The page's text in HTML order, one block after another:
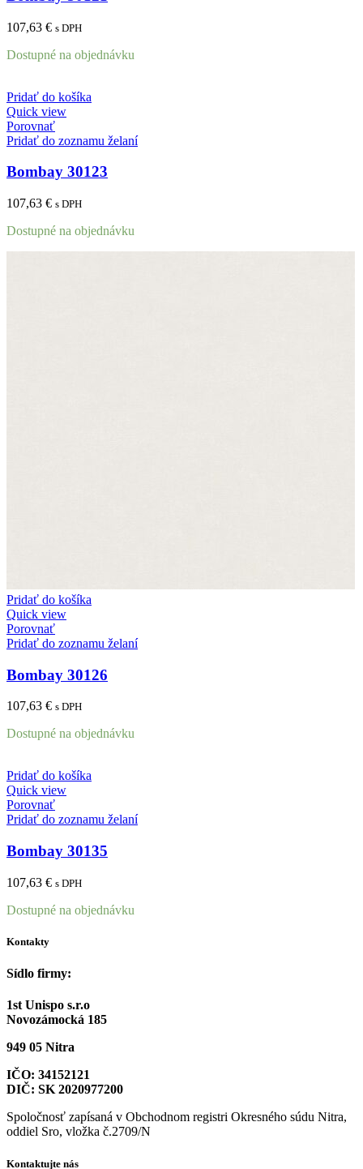
107,63 € s DPH
Dostupné na objednávku
Pridať do košíka
Quick view
Porovnať
Pridať do zoznamu želaní
Bombay 30123
107,63 € s DPH
Dostupné na objednávku
Pridať do košíka
Quick view
Porovnať
Pridať do zoznamu želaní
Bombay 30126
107,63 € s DPH
Dostupné na objednávku
Pridať do košíka
Quick view
Porovnať
Pridať do zoznamu želaní
Bombay 30135
107,63 € s DPH
Dostupné na objednávku
Kontakty
Sídlo firmy:
1st Unispo s.r.o
Novozámocká 185
949 05 Nitra
IČO: 34152121
DIČ: SK 2020977200
Spoločnosť zapísaná v Obchodnom registri Okresného súdu Nitra,
oddiel Sro, vložka č.2709/N
Kontaktujte nás